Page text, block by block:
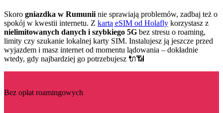
Skoro gniazdka w Rumunii nie sprawiają problemów, zadbaj też o
spokój w kwestii internetu. Z kartą eSIM od Holafly korzystasz z
nielimitowanych danych i szybkiego 5G bez stresu o roaming,
limity czy szukanie lokalnej karty SIM. Instalujesz ją jeszcze przed
wyjazdem i masz internet od momentu lądowania – dokładnie
wtedy, gdy najbardziej go potrzebujesz 🔌📶
Bez opłat roamingowych